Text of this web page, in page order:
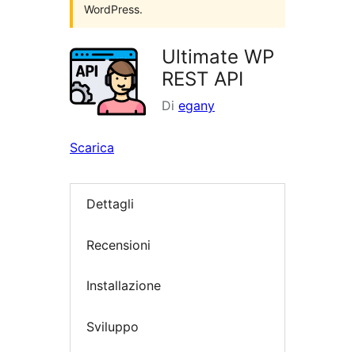
WordPress.
Ultimate WP
REST API
Di egany
Scarica
Dettagli
Recensioni
Installazione
Sviluppo